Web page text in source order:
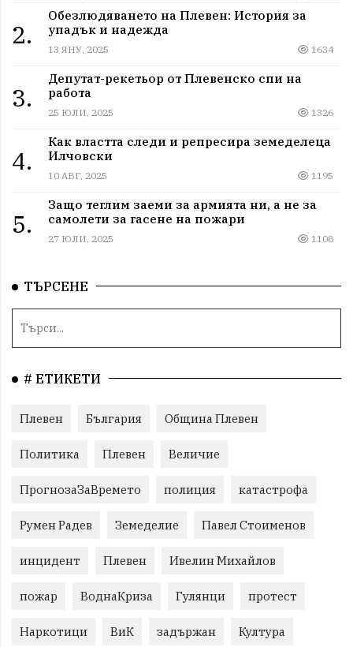
2.
Обезлюдяването на Плевен: История за
упадък и надежда
13 ЯНУ, 2025 1634
3.
Депутат-рекетьор от Плевенско спи на
работа
25 ЮЛИ, 2025 1326
4.
Как властта следи и репресира земеделеца
Илчовски
10 АВГ, 2025 1195
5.
Защо теглим заеми за армията ни, а не за
самолети за гасене на пожари
27 ЮЛИ, 2025 1108
ТЪРСЕНЕ
# ЕТИКЕТИ
Плевен България Община Плевен
Политика Плевен Величие
ПрогнозаЗаВремето полиция катастрофа
Румен Радев Земеделие Павел Стоименов
инцидент Плевен Ивелин Михайлов
пожар ВоднаКриза Гулянци протест
Наркотици ВиК задържан Култура